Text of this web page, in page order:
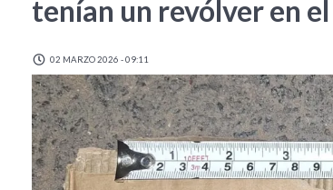
tenían un revólver en
02 MARZO 2026 - 09:11